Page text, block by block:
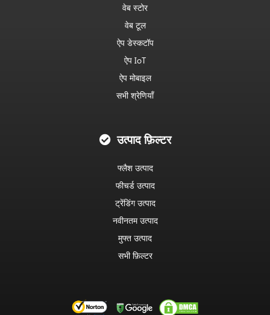
वेब स्टोर
वेब टूल
ऐप डेस्कटॉप
ऐप IoT
ऐप मोबाइल
सभी श्रेणियाँ
उत्पाद फ़िल्टर
फ्लैश उत्पाद
फीचर्ड उत्पाद
ट्रेंडिंग उत्पाद
नवीनतम उत्पाद
मुफ्त उत्पाद
सभी फ़िल्टर